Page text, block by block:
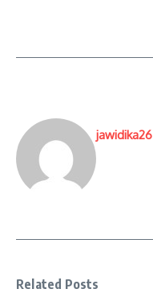
jawidika26
Related Posts